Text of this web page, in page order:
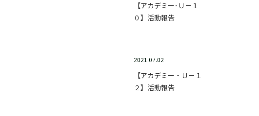
【アカデミー･Ｕ－１
０】活動報告
2021.07.02
【アカデミー・Ｕ－１
２】活動報告